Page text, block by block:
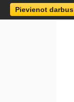
Pievienot darbus